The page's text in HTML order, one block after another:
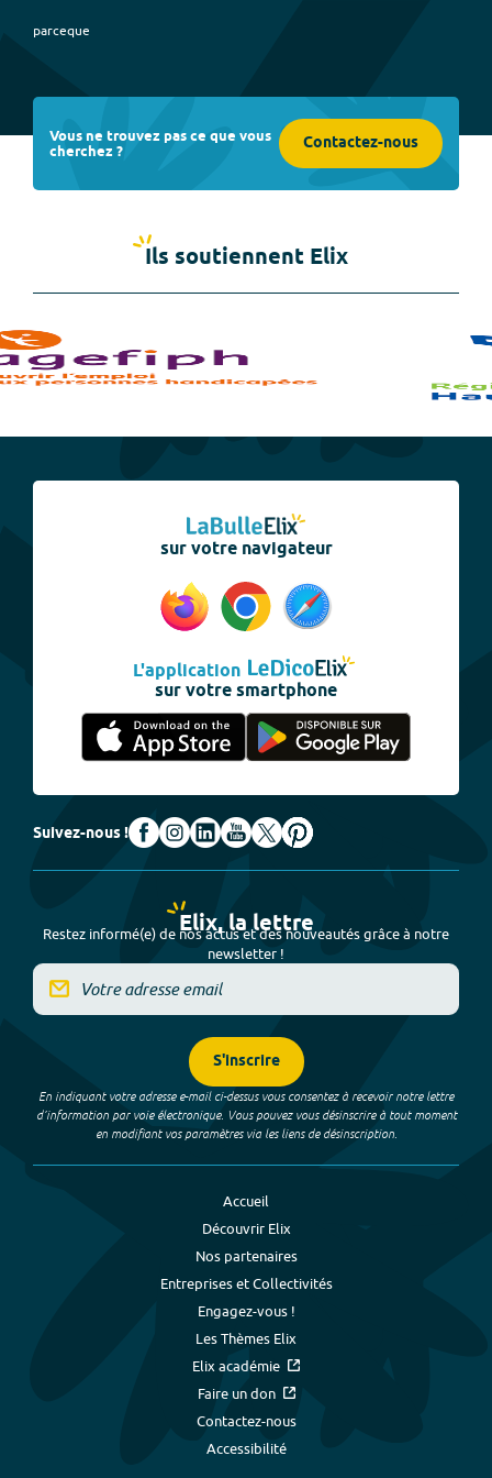
parceque
Vous ne trouvez pas ce que vous
cherchez ? Contactez-nous
Ils soutiennent Elix
sur votre navigateur
L'application
sur votre smartphone
Suivez-nous !
Elix, la lettre
Restez informé(e) de nos actus et des nouveautés grâce à notre
newsletter !
S'inscrire
En indiquant votre adresse e-mail ci-dessus vous consentez à recevoir notre lettre
d’information par voie électronique. Vous pouvez vous désinscrire à tout moment
en modifiant vos paramètres via les liens de désinscription.
Accueil
Découvrir Elix
Nos partenaires
Entreprises et Collectivités
Engagez-vous !
Les Thèmes Elix
Elix académie
Faire un don
Contactez-nous
Accessibilité